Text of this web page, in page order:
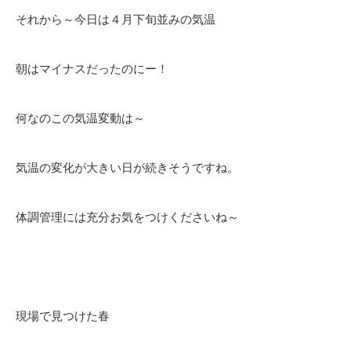
それから～今日は４月下旬並みの気温
朝はマイナスだったのにー！
何なのこの気温変動は～
気温の変化が大きい日が続きそうですね。
体調管理には充分お気をつけくださいね～
現場で見つけた春